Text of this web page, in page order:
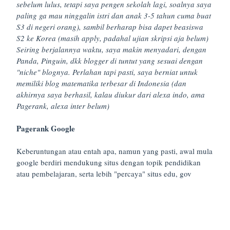
sebelum lulus, tetapi saya pengen sekolah lagi, soalnya saya
paling ga mau ninggalin istri dan anak 3-5 tahun cuma buat
S3 di negeri orang), sambil berharap bisa dapet beasiswa
S2 ke Korea (masih apply, padahal ujian skripsi aja belum)
Seiring berjalannya waktu, saya makin menyadari, dengan
Panda, Pinguin, dkk blogger di tuntut yang sesuai dengan
"niche" blognya. Perlahan tapi pasti, saya berniat untuk
memiliki blog matematika terbesar di Indonesia (dan
akhirnya saya berhasil, kalau diukur dari alexa indo, ama
Pagerank, alexa inter belum)
Pagerank Google
Keberuntungan atau entah apa, namun yang pasti, awal mula
google berdiri mendukung situs dengan topik pendidikan
atau pembelajaran, serta lebih "percaya" situs edu, gov